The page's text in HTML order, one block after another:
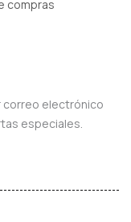
compras
correo electrónico
especiales.